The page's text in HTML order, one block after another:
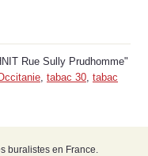
Rue Sully Prudhomme"
tabac 30 tabac
buralistes en France.